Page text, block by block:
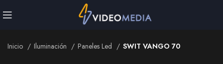
Paneles Led
Inicio Iluminación Paneles Led SWIT VANGO 70